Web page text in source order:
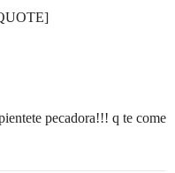
pecadora!!! q te come